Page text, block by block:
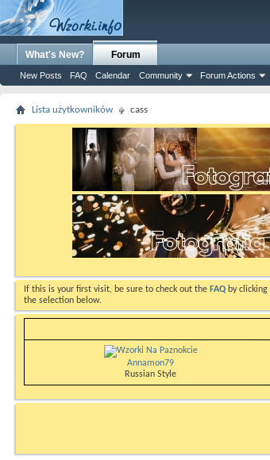
What's New? Forum
New Posts FAQ Calendar Community Forum Actions
Lista użytkowników cass
If this is your first visit, be sure to check out the FAQ by
the selection below.
Annamon79
Russian Style